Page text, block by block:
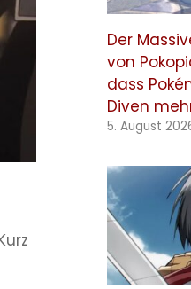
Der
von
dass
Diven
5. August